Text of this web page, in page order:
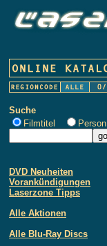
Suche
Filmtitel
Person
DVD Neuheiten
Vorankündigungen
Laserzone Tipps
Alle Aktionen
Alle Blu-Ray Discs